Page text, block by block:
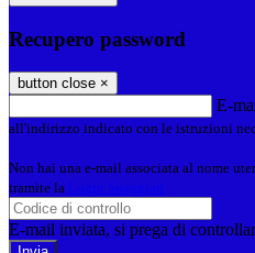
Recupero password
button close ×
E-
all'indirizzo indicato con le istruzioni
Non hai una e-mail associata al nome
tramite la Login Spaggiari
E-mail inviata, si prega di